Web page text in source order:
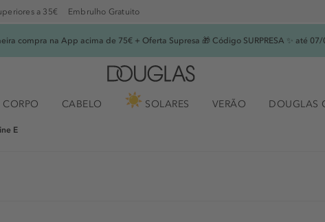
a 35€ Embrulho Gratuito
compra na App acima de 75€ + Oferta Supresa 🎁 Código SURPRESA ✨ até
CORPO CABELO SOLARES VERÃO DOUGLAS
E